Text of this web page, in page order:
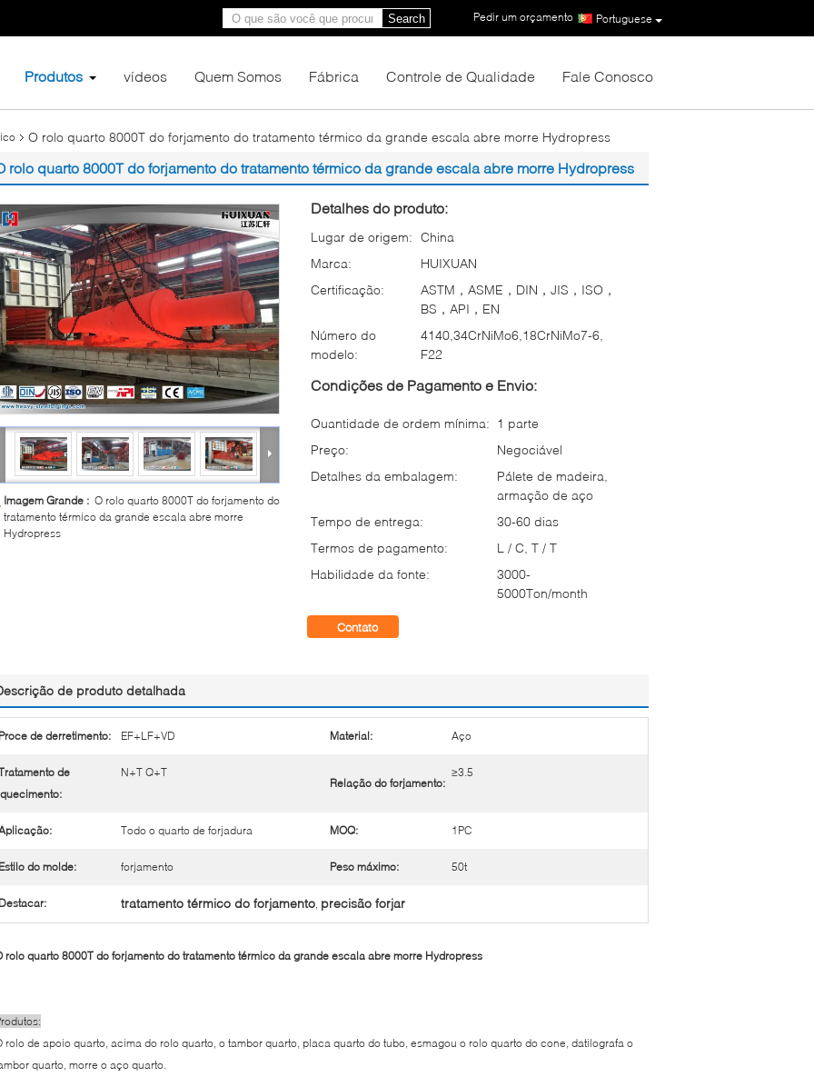
Portuguese
Pedir um orçamento |
Search
Produtos vídeos Quem Somos Fábrica Controle de Qualidade Fale Conosco
O rolo quarto 8000T do forjamento do tratamento térmico da grande escala abre morre Hydropress
rolo quarto 8000T do forjamento do tratamento térmico da grande escala abre morre Hydropress
Imagem Grande : O rolo quarto 8000T do forjamento do
tratamento térmico da grande escala abre morre
Hydropress
Detalhes do produto:
Lugar de origem: China
Marca:
HUIXUAN
Certificação:
ASTM，ASME，DIN，JIS，ISO，
BS，API，EN
Número do
modelo:
4140,34CrNiMo6,18CrNiMo7-6,
F22
Condições de Pagamento e Envio:
Quantidade de ordem mínima: 1 parte
Preço:
Negociável
Detalhes da embalagem:
Pálete de madeira,
armação de aço
Tempo de entrega:
30-60 dias
Termos de pagamento:
L / C, T / T
Habilidade da fonte:
3000-
5000Ton/month
Contato
de produto detalhada
de derretimento: EF+LF+VD Material: Aço
de
N+T Q+T
Relação do forjamento:
≥3.5
Todo o quarto de forjadura MOQ: 1PC
do molde: forjamento Peso máximo: 50t
tratamento térmico do forjamento, precisão forjar
rolo quarto 8000T do forjamento do tratamento térmico da grande escala abre morre Hydropress
rolo de apoio quarto, acima do rolo quarto, o tambor quarto, placa quarto do tubo, esmagou o rolo quarto do cone, datilografa o
quarto, morre o aço quarto.